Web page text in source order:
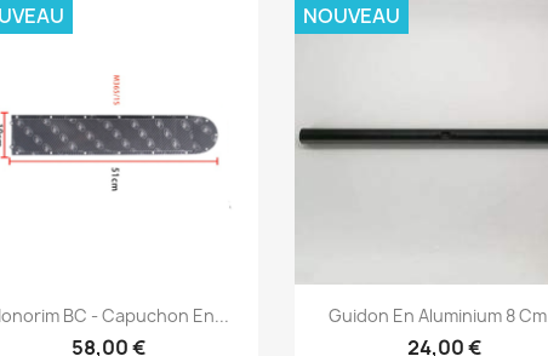
Aperçu rapide
BC - Capuchon En...
58,00 €
 Aperçu rapide
Guidon En Aluminium 8
24,00 €
NOUVEAU